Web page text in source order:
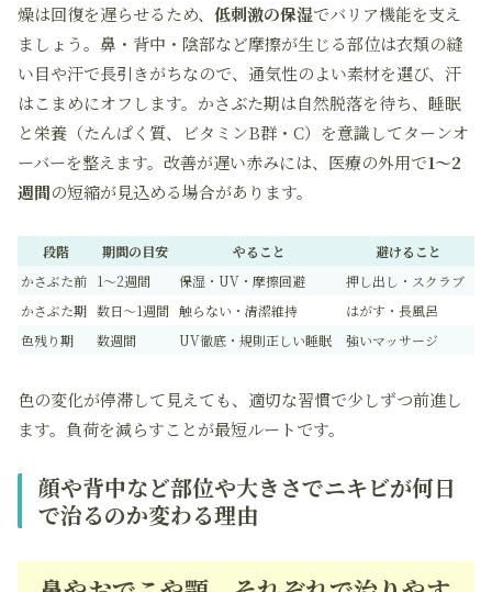
燥は回復を遅らせるため、 低刺激の保湿でバリア機能を支え
ましょう。鼻・背中・陰部など摩擦が生じる部位は衣類の縫
い目や汗で長引きがちなので、通気性のよい素材を選び、汗
はこまめにオフします。かさぶた期は自然脱落を待ち、睡眠
と栄養（たんぱく質、ビタミンB群・C）を意識してターンオ
ーバーを整えます。改善が遅い赤みには、医療の外用で1～2
週間の短縮が見込める場合があります。
段階 期間の目安 やること
避けること
かさぶた前 1～2週間 保湿・UV・摩擦回避
押し出し・スクラブ
かさぶた期 数日～1週間 触らない・清潔維持
はがす・長風呂
色残り期
数週間 UV徹底・規則正しい睡眠 強いマッサージ
色の変化が停滞して見えても、適切な習慣で少しずつ前進し
ます。負荷を減らすことが最短ルートです。
顔や背中など部位や大きさでニキビが何日
で治るのか変わる理由